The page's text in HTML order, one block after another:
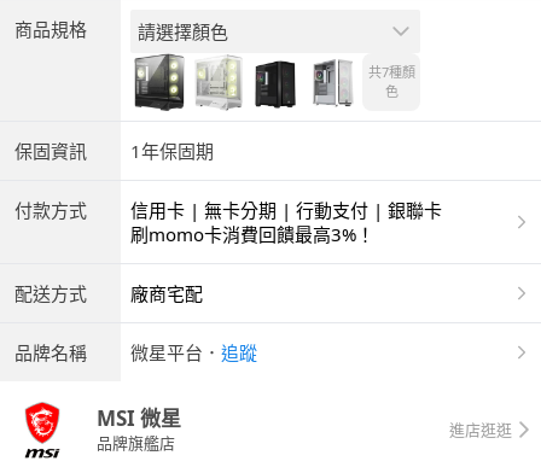
商品規格 請選擇顏色
共7種顏
色
保固資訊 1年保固期
付款方式
信用卡 | 無卡分期 | 行動支付 | 銀聯卡
刷momo卡消費回饋最高3%！
配送方式 廠商宅配
品牌名稱 微星平台 ． 追蹤
MSI 微星
品牌旗艦店
進店逛逛